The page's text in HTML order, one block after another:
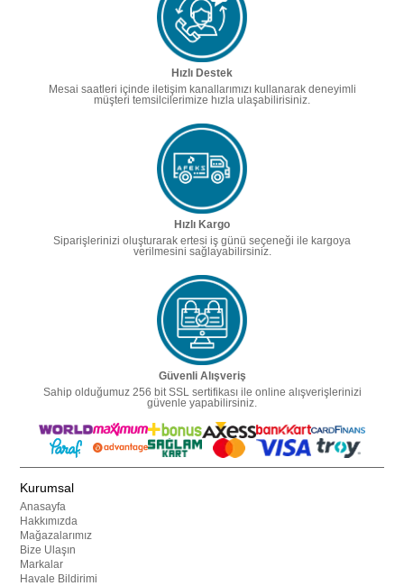
Hızlı Destek
Mesai saatleri içinde iletişim kanallarımızı kullanarak deneyimli
müşteri temsilcilerimize hızla ulaşabilirisiniz.
Hızlı Kargo
Siparişlerinizi oluşturarak ertesi iş günü seçeneği ile kargoya
verilmesini sağlayabilirsiniz.
Güvenli Alışveriş
Sahip olduğumuz 256 bit SSL sertifikası ile online alışverişlerinizi
güvenle yapabilirsiniz.
Kurumsal
Anasayfa
Hakkımızda
Mağazalarımız
Bize Ulaşın
Markalar
Havale Bildirimi